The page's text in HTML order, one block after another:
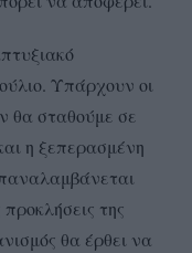
Υπάρχουν οι
θα σταθούμε σε
η ξεπερασμένη
της
θα έρθει να